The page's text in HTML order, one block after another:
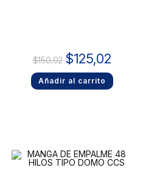
$150,02 $125,02
Añadir al carrito